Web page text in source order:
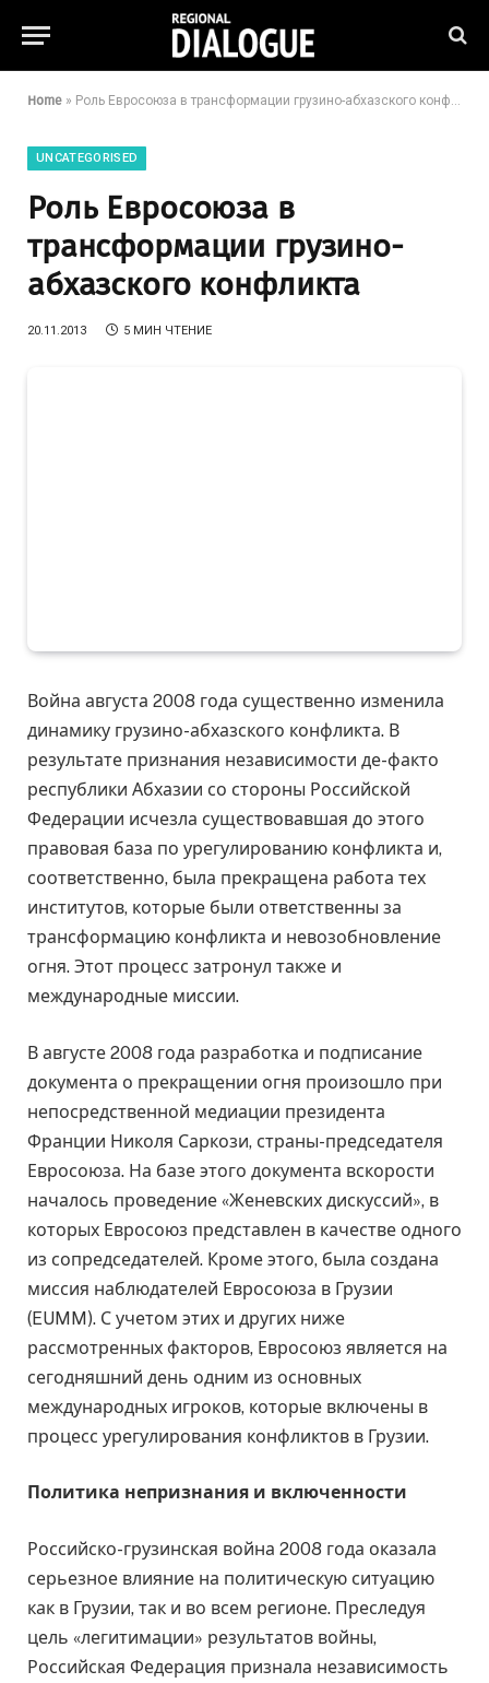
Home » Роль Евросоюза в трансформации грузино-абхазского конфликта
UNCATEGORISED
Роль Евросоюза в
трансформации грузино-
абхазского конфликта
20.11.2013 5 МИН ЧТЕНИЕ
Война августа 2008 года существенно изменила
динамику грузино-абхазского конфликта. В
результате признания независимости де-факто
республики Абхазии со стороны Российской
Федерации исчезла существовавшая до этого
правовая база по урегулированию конфликта и,
соответственно, была прекращена работа тех
институтов, которые были ответственны за
трансформацию конфликта и невозобновление
огня. Этот процесс затронул также и
международные миссии.
В августе 2008 года разработка и подписание
документа о прекращении огня произошло при
непосредственной медиации президента
Франции Николя Саркози, страны-председателя
Евросоюза. На базе этого документа вскорости
началось проведение «Женевских дискуссий», в
которых Евросоюз представлен в качестве одного
из сопредседателей. Кроме этого, была создана
миссия наблюдателей Евросоюза в Грузии
(EUMM). С учетом этих и других ниже
рассмотренных факторов, Евросоюз является на
сегодняшний день одним из основных
международных игроков, которые включены в
процесс урегулирования конфликтов в Грузии.
Политика непризнания и включенности
Российско-грузинская война 2008 года оказала
серьезное влияние на политическую ситуацию
как в Грузии, так и во всем регионе. Преследуя
цель «легитимации» результатов войны,
Российская Федерация признала независимость